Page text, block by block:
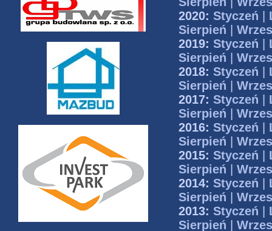
2020: Styczeń
Sierpień
2019: Styczeń
Sierpień
2018: Styczeń
Sierpień
2017: Styczeń
Sierpień
2016: Styczeń
Sierpień
2015: Styczeń
Sierpień
2014: Styczeń
Sierpień
2013: Styczeń
Sierpień